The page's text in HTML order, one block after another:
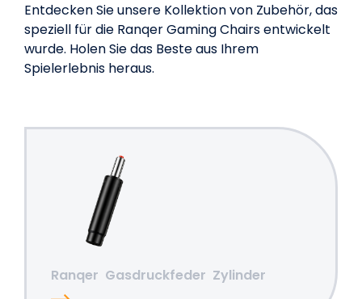
Entdecken Sie unsere Kollektion von Zubehör, das
speziell für die Ranqer Gaming Chairs entwickelt
wurde. Holen Sie das Beste aus Ihrem
Spielerlebnis heraus.
Ranqer Gasdruckfeder Zylinder